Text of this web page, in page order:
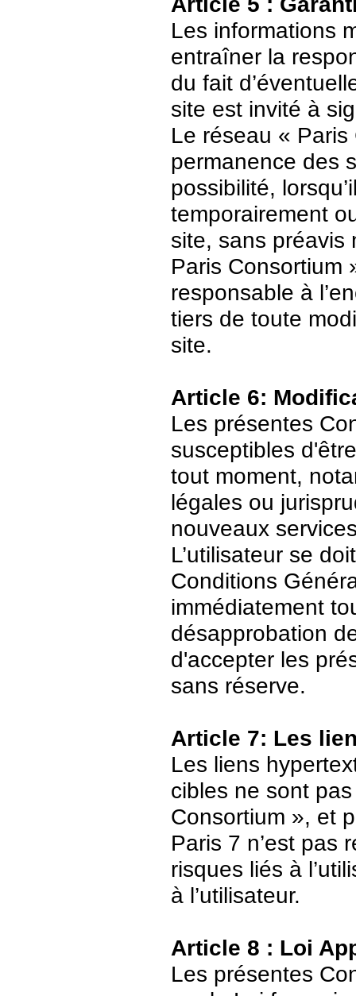
Les informations
entraîner la
du fait
site est invité à
Le réseau «
permanence des
possibilité,
temporairement
site, sans préavis
Paris Consortium
responsable à
tiers de toute
site.
Article 6:
Les présentes
susceptibles
tout moment,
légales ou
nouveaux
L’utilisateur se
Conditions
immédiatement
désapprobation
d'accepter les
sans réserve.
Article 7: Les
Les liens
cibles ne sont
Consortium », et
Paris 7 n’est pas
risques liés à
à l’utilisateur.
Article 8 : Loi
Les présentes